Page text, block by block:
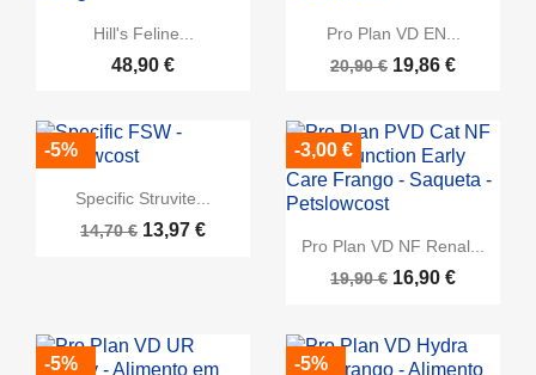
Hill's Feline...
48,90 €
Pro Plan VD EN...
20,90 € 19,86 €
Specific Struvite...
14,70 € 13,97 €
-5%
Pro Plan VD NF Renal...
19,90 € 16,90 €
-3,00 €
-5% -5%